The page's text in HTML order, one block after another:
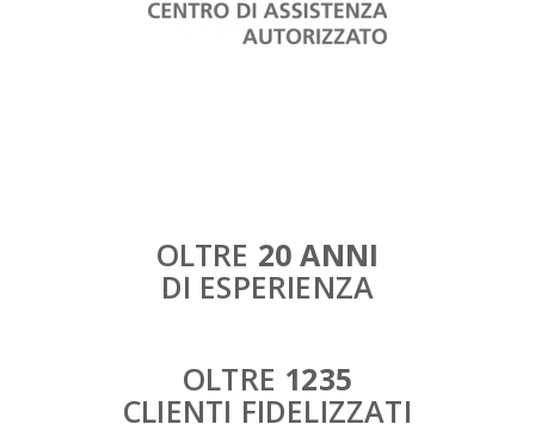
OLTRE 20 ANNI
DI ESPERIENZA
OLTRE 1235
CLIENTI FIDELIZZATI